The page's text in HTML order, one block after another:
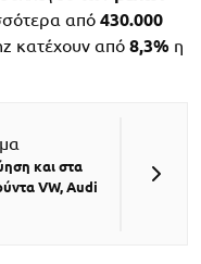
από 430.000
κατέχουν από 8,3% η
και στα
VW, Audi